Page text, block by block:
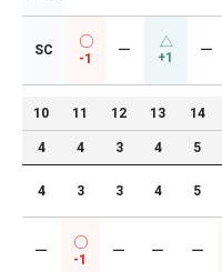
SC
-1
ー +1 ー
10 11 12 13 14
4 4 3 4 5
4 3 3 4 5
ー
-1
ー ー ー